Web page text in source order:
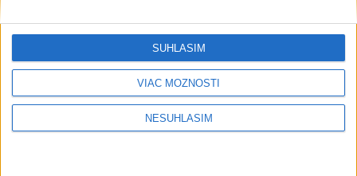
VIAC MOŽNOSTÍ
NESÚHLASÍM
SÚHLASÍM